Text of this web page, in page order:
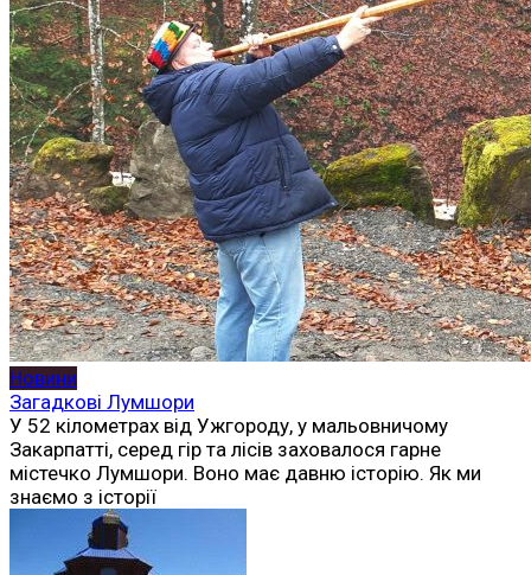
Новини
Загадкові Лумшори
У 52 кілометрах від Ужгороду, у мальовничому
Закарпатті, серед гір та лісів заховалося гарне
містечко Лумшори. Воно має давню історію. Як ми
знаємо з історії